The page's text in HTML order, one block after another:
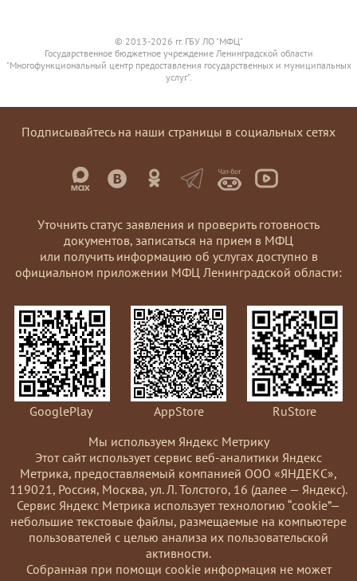
© 2013-2026 гг. ГБУ ЛО "МФЦ"
Государственное бюджетное учреждение Ленинградской области
"Многофункциональный центр предоставления государственных и муниципальных
услуг".
Подписывайтесь на наши страницы в социальных сетях
Уточнить статус заявления и проверить готовность
документов, записаться на прием в МФЦ
или получить информацию об услугах доступно в
официальном приложении МФЦ Ленинградской области:
GooglePlay AppStore
RuStore
Мы используем Яндекс Метрику
Этот сайт использует сервис веб-аналитики Яндекс
Метрика, предоставляемый компанией ООО «ЯНДЕКС»,
119021, Россия, Москва, ул. Л. Толстого, 16 (далее — Яндекс).
Сервис Яндекс Метрика использует технологию “cookie”—
небольшие текстовые файлы, размещаемые на компьютере
пользователей с целью анализа их пользовательской
активности.
Coбранная при помощи cookie информация не может